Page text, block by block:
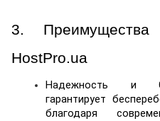
3.
HostPro.ua
Надежность и
гарантирует
благодаря